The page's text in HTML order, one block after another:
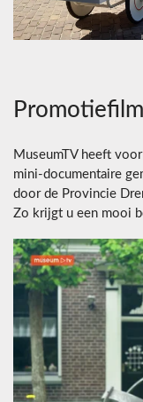
Promotiefilm
MuseumTV heeft
mini-documentaire
door de Provincie
Zo krijgt u een mooi